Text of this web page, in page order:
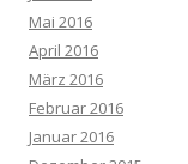
Mai 2016
April 2016
März 2016
Februar 2016
Januar 2016